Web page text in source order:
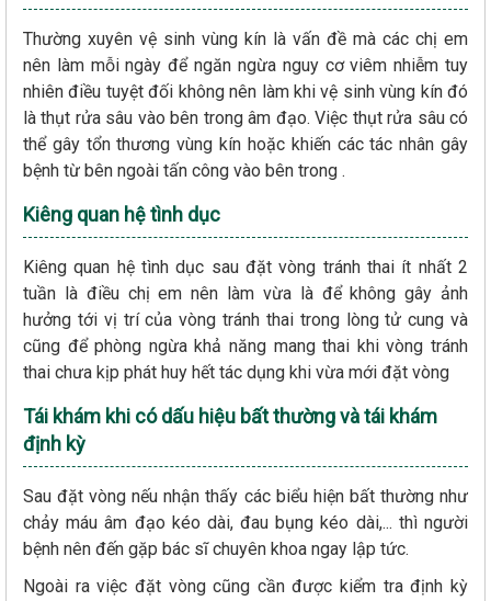
Thường xuyên vệ sinh vùng kín là vấn đề mà các chị em
nên làm mỗi ngày để ngăn ngừa nguy cơ viêm nhiễm tuy
nhiên điều tuyệt đối không nên làm khi vệ sinh vùng kín đó
là thụt rửa sâu vào bên trong âm đạo. Việc thụt rửa sâu có
thể gây tổn thương vùng kín hoặc khiến các tác nhân gây
bệnh từ bên ngoài tấn công vào bên trong .
Kiêng quan hệ tình dục
Kiêng quan hệ tình dục sau đặt vòng tránh thai ít nhất 2
tuần là điều chị em nên làm vừa là để không gây ảnh
hưởng tới vị trí của vòng tránh thai trong lòng tử cung và
cũng để phòng ngừa khả năng mang thai khi vòng tránh
thai chưa kịp phát huy hết tác dụng khi vừa mới đặt vòng
Tái khám khi có dấu hiệu bất thường và tái khám
định kỳ
Sau đặt vòng nếu nhận thấy các biểu hiện bất thường như
chảy máu âm đạo kéo dài, đau bụng kéo dài,... thì người
bệnh nên đến gặp bác sĩ chuyên khoa ngay lập tức.
Ngoài ra việc đặt vòng cũng cần được kiểm tra định kỳ